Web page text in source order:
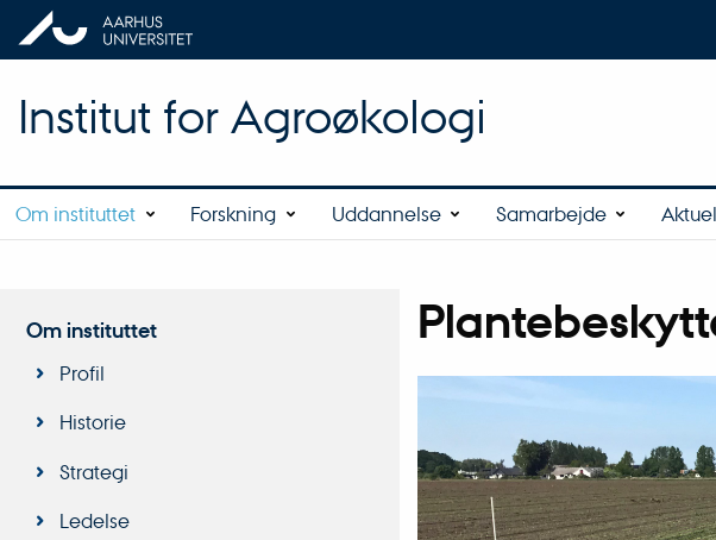
Institut for Agroøkologi
Om instituttet Forskning Uddannelse Samarbejde
Om instituttet
Profil
Historie
Strategi
Ledelse